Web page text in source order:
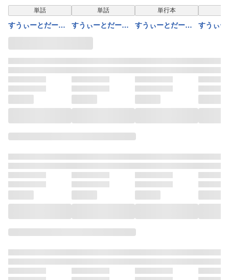
画～【電子単行
本】2巻
行本】1巻
単話
すうぃーとだーく
第30話
単話
すうぃーとだーく
第31話
単行本
すうぃーとだーく
すうぃー